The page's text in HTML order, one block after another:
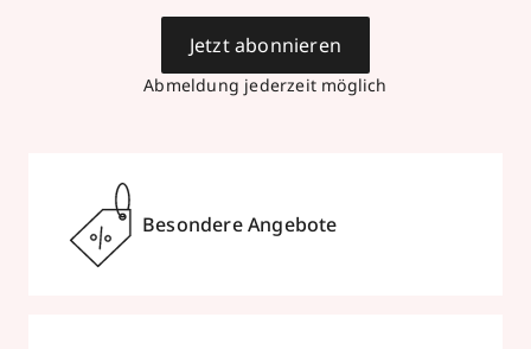
Abmeldung jederzeit möglich
Jetzt abonnieren
Besondere Angebote